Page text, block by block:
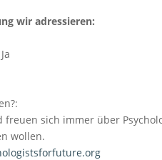
wir adressieren:
Ja
freuen sich immer über
wollen.